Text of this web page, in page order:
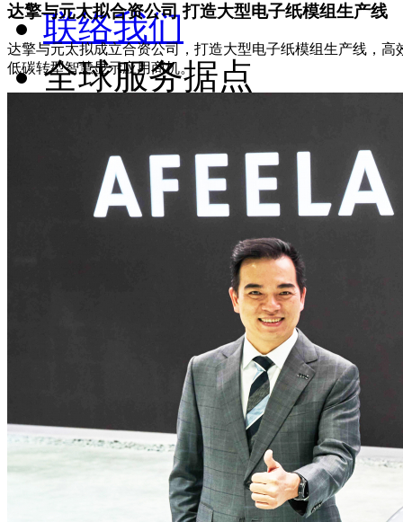
达擎与元太拟合资公司 打造大型电子纸模组生产线
达擎与元太拟成立合资公司，打造大型电子纸模组生产线，高
低碳转型智慧显示应用商机。
联络我们
全球服务据点
苏公网安备
网站使用条例 隐私权声明
全球服务据点 苏ICP备
32059002002658号
© 2025 AUO
我们重视您的隐私
点击「全部接受」即表